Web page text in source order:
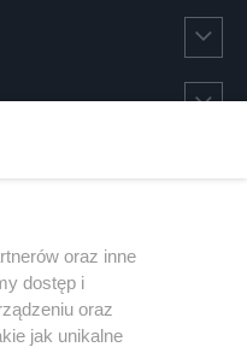
oraz inne
dostęp i
oraz
jak unikalne